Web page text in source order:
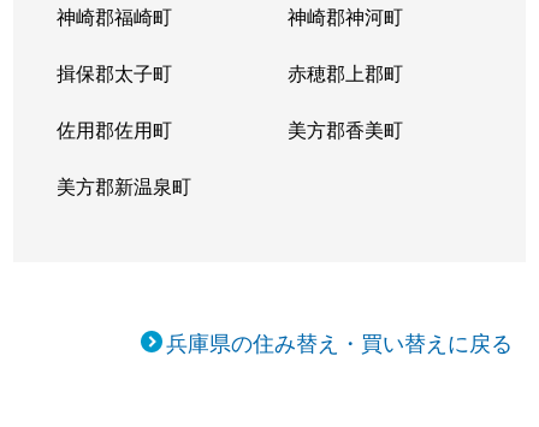
神崎郡福崎町 神崎郡神河町
揖保郡太子町 赤穂郡上郡町
佐用郡佐用町 美方郡香美町
美方郡新温泉町
兵庫県の住み替え・買い替えに戻る